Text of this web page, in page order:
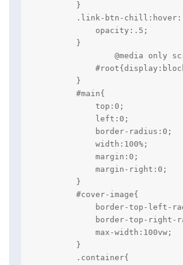
        }
.link-btn-
            opacity:.5;
        }
        }
        #main{
            top:0;
            left:0;
            border-radius:0;
            width:100%;
            margin:0;
            margin-right:0;
        }
        #cover-image{
border-top-left-
border-top-right-
            max-width:100vw;
        }
        .container{